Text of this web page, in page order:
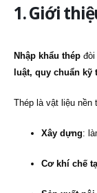
1. Giới
Nhập khẩu thép đòi
luật, quy chuẩn kỹ
Thép là vật liệu nền
Xây dựng:
Cơ khí chế